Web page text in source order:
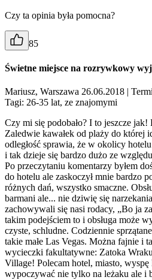
Czy ta opinia była pomocna?
85
Świetne miejsce na rozrywkowy
Mariusz, Warszawa 26.06.2018 |
Tagi: 26-35 lat, ze znajomymi
Czy mi się podobało? I to jeszcze
Zaledwie kawałek od plaży do której
odległość sprawia, że w okolicy
i tak dzieje się bardzo dużo ze
Po przeczytaniu komentarzy byłem
do hotelu ale zaskoczył mnie bardzo
różnych dań, wszystko smaczne.
barmani ale... nie dziwię się
zachowywali się nasi rodacy, „Bo ja
takim podejściem to i obsługa może
czyste, schludne. Codziennie
takie małe Las Vegas. Można fajnie i
wycieczki fakultatywne: Zatoka
Village! Polecam hotel, miasto,
wypoczywać nie tylko na leżaku ale i